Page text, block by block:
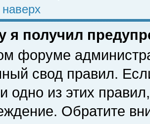
я получил
форуме
свод правил.
одно из этих
Обратите